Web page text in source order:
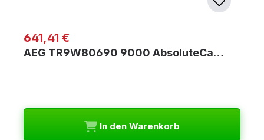
Regulärer Preis:
641,41 €
AEG TR9W80690 9000 AbsoluteCa…
In den Warenkorb